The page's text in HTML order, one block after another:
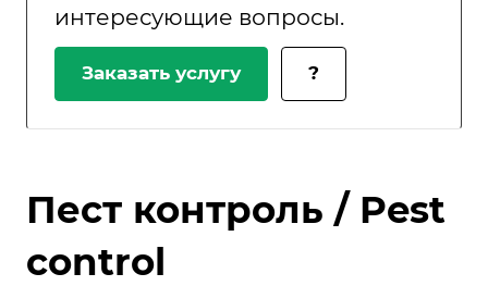
интересующие вопросы.
Заказать услугу ?
Пест контроль / Pest
control